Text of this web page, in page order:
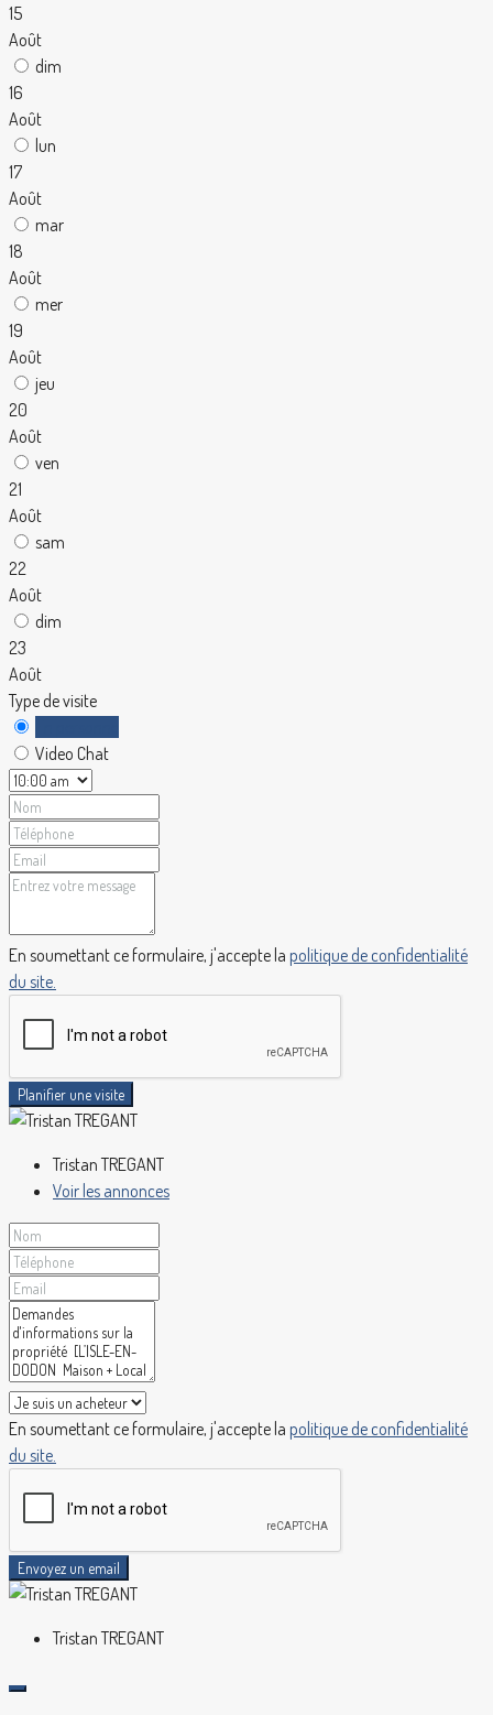
15
Août
dim
16
Août
lun
17
Août
mar
18
Août
mer
19
Août
jeu
20
Août
ven
21
Août
sam
22
Août
dim
23
Août
Type de visite
Video Chat
En soumettant ce formulaire, j'accepte la politique de confidentialité
du site.
Planifier une visite
Tristan TREGANT
Voir les annonces
En soumettant ce formulaire, j'accepte la politique de confidentialité
du site.
Envoyez un email
Tristan TREGANT